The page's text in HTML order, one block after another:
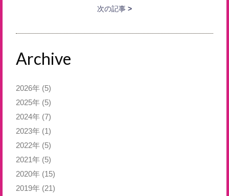
次の記事 >
Archive
2026年 (5)
2025年 (5)
2024年 (7)
2023年 (1)
2022年 (5)
2021年 (5)
2020年 (15)
2019年 (21)